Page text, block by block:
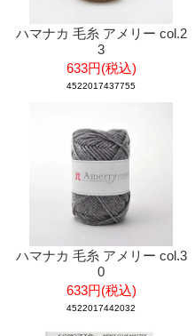
ハマナカ 毛糸 アメリー col.2
3
633円(税込)
4522017437755
ハマナカ 毛糸 アメリー col.3
0
633円(税込)
4522017442032